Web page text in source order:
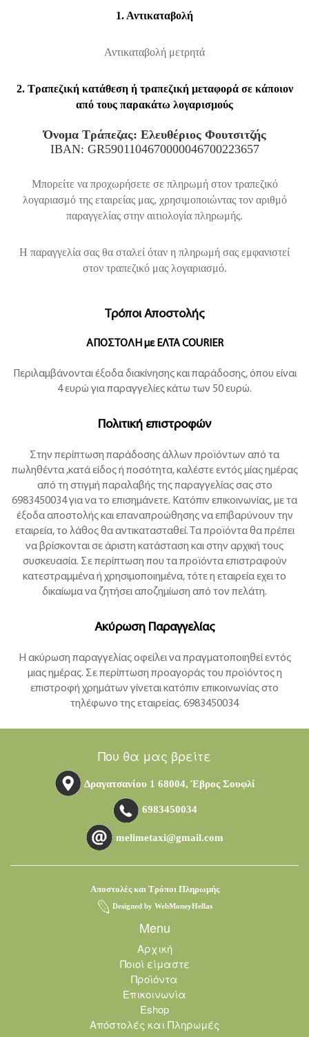
1. Αντικαταβολή
Αντικαταβολή μετρητά
2. Τραπεζική κατάθεση ή τραπεζική μεταφορά σε κάποιον
από τους παρακάτω λογαρισμούς
Όνομα Τράπεζας: Ελευθέριος Φουτσιτζής
IBAN: GR5901104670000046700223657
Μπορείτε να προχωρήσετε σε πληρωμή στον τραπεζικό
λογαριασμό της εταιρείας μας, χρησιμοποιώντας τον αριθμό
παραγγελίας στην αιτιολογία πληρωμής.
Η παραγγελία σας θα σταλεί όταν η πληρωμή σας εμφανιστεί
στον τραπεζικό μας λογαριασμό.
Τρόποι Αποστολής
ΑΠΟΣΤΟΛΗ με ΕΛΤΑ COURIER
Περιλαμβάνονται έξοδα διακίνησης και παράδοσης, όπου είναι
4 ευρώ για παραγγελίες κάτω των 50 ευρώ.
Πολιτική επιστροφών
Στην περίπτωση παράδοσης άλλων προϊόντων από τα
πωληθέντα ,κατά είδος ή ποσότητα, καλέστε εντός μίας ημέρας
από τη στιγμή παραλαβής της παραγγελίας σας στο
6983450034 για να το επισημάνετε. Κατόπιν επικοινωνίας, με τα
έξοδα αποστολής και επαναπροώθησης να επιβαρύνουν την
εταιρεία, το λάθος θα αντικατασταθεί. Τα προϊόντα θα πρέπει
να βρίσκονται σε άριστη κατάσταση και στην αρχική τους
συσκευασία. Σε περίπτωση που τα προϊόντα επιστραφούν
κατεστραμμένα ή χρησιμοποιημένα, τότε η εταιρεία εχει το
δικαίωμα να ζητήσει αποζημίωση από τον πελάτη.
Ακύρωση Παραγγελίας
Η ακύρωση παραγγελίας οφείλει να πραγματοποιηθεί εντός
μιας ημέρας. Σε περίπτωση προαγοράς του προϊόντος η
επιστροφή χρημάτων γίνεται κατόπιν επικοινωνίας στο
τηλέφωνο της εταιρείας. 6983450034
Που θα μας βρείτε
Δραγατσανίου 1 68004, Έβρος Σουφλί
6983450034
melimetaxi@gmail.com
Αποστολές και Τρόποι Πληρωμής
Designed by WebMoneyHellas
Menu
Αρχική
Ποιοί είμαστε
Προϊόντα
Επικοινωνία
Eshop
Απόστολές και Πληρωμές